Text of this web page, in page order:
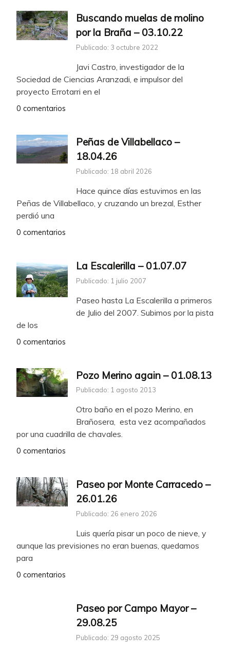
Buscando muelas de molino
por la Braña – 03.10.22
Publicado: 3 octubre 2022
Javi Castro, investigador de la
Sociedad de Ciencias Aranzadi, e impulsor del
proyecto Errotarri en el
0 comentarios
Peñas de Villabellaco –
18.04.26
Publicado: 18 abril 2026
Hace quince días estuvimos en las
Peñas de Villabellaco, y cruzando un brezal, Esther
perdió una
0 comentarios
La Escalerilla – 01.07.07
Publicado: 1 julio 2007
Paseo hasta La Escalerilla a primeros
de Julio del 2007. Subimos por la pista
de los
0 comentarios
Pozo Merino again – 01.08.13
Publicado: 1 agosto 2013
Otro baño en el pozo Merino, en
Brañosera, esta vez acompañados
por una cuadrilla de chavales.
0 comentarios
Paseo por Monte Carracedo –
26.01.26
Publicado: 26 enero 2026
Luis quería pisar un poco de nieve, y
aunque las previsiones no eran buenas, quedamos
para
0 comentarios
Paseo por Campo Mayor –
29.08.25
Publicado: 29 agosto 2025